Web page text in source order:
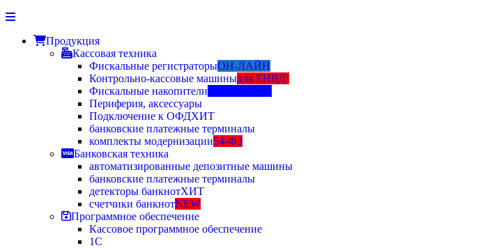
Продукция
Кассовая техника
Фискальные регистраторыОН-ЛАЙН
Контрольно-кассовые машиныдля ЕНВД!
Фискальные накопители
Периферия, аксессуары
Подключение к ОФДХИТ
банковские платежные терминалы
комплекты модернизации54-ФЗ
Банковская техника
автоматизированные депозитные машины
банковские платежные терминалы
детекторы банкнотХИТ
счетчики банкнотNEW
Программное обеспечение
Кассовое программное обеспечение
1С